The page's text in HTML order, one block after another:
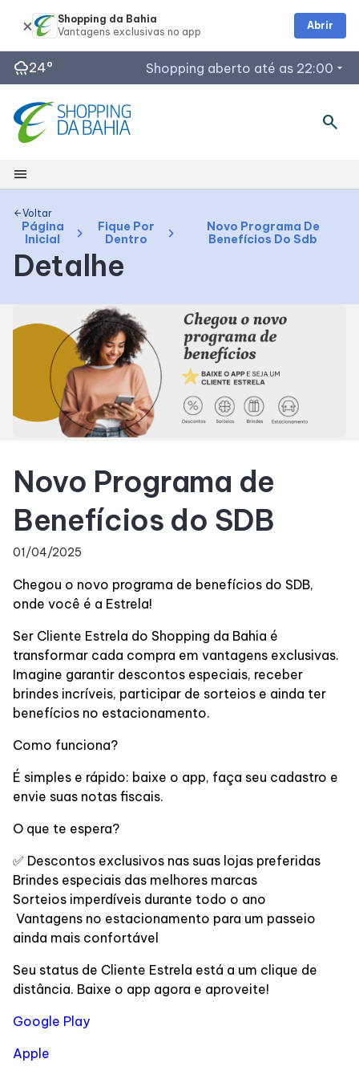
rainy24° Shopping aberto até as 22:00 arrow_drop_down
Horários de Funcionamento
Lojas
Outback Steakhouse
Planeta Imaginário
Acessar todos os horários
search
menu
Shopping
Mapa Interno
Facilidades
SDB Premium
Entretenimento
Eventos
Fique por Dentro
Lojas e Restaurantes
Alimentação
Compre Online
Programa de benefícios
arrow_backVoltar
Página
Inicial
chevron_right
Fique Por
Dentro
chevron_right
Novo Programa De
Benefícios Do Sdb
Detalhe
Novo Programa de
Benefícios do SDB
01/04/2025
Chegou o novo programa de benefícios do SDB,
onde você é a Estrela!
Ser Cliente Estrela do Shopping da Bahia é
transformar cada compra em vantagens exclusivas.
Imagine garantir descontos especiais, receber
brindes incríveis, participar de sorteios e ainda ter
benefícios no estacionamento.
Como funciona?
É simples e rápido: baixe o app, faça seu cadastro e
envie suas notas fiscais.
O que te espera?
✅ Descontos exclusivos nas suas lojas preferidas
Brindes especiais das melhores marcas
Sorteios imperdíveis durante todo o ano
️ Vantagens no estacionamento para um passeio
ainda mais confortável
Seu status de Cliente Estrela está a um clique de
distância. Baixe o app agora e aproveite!
Google Play
Apple
Shopping da Bahia
Abrir